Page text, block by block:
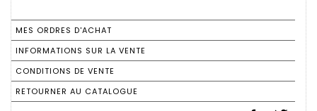
MES ORDRES D'ACHAT
INFORMATIONS SUR LA VENTE
CONDITIONS DE VENTE
RETOURNER AU CATALOGUE